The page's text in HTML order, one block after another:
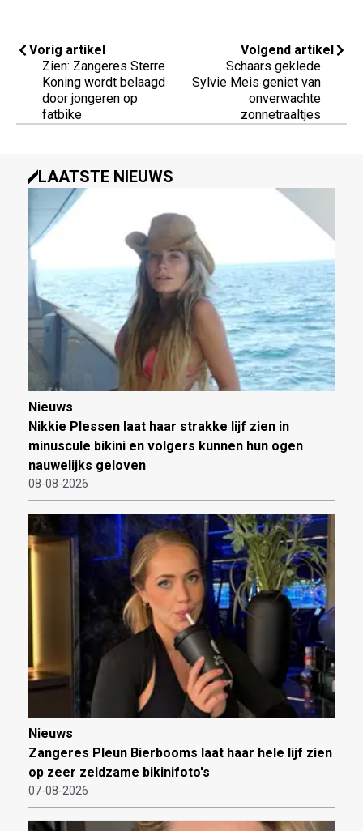
Vorig artikel
Zien: Zangeres Sterre
Koning wordt belaagd
door jongeren op
fatbike
Volgend artikel
Schaars geklede
Sylvie Meis geniet van
onverwachte
zonnetraaltjes
LAATSTE NIEUWS
Nieuws
Nikkie Plessen laat haar strakke lijf zien in
minuscule bikini en volgers kunnen hun ogen
nauwelijks geloven
08-08-2026
Nieuws
Zangeres Pleun Bierbooms laat haar hele lijf zien
op zeer zeldzame bikinifoto's
07-08-2026